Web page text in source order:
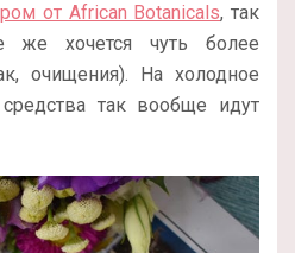
от African Botanicals, так
хочется чуть более
очищения). На холодное
так вообще идут